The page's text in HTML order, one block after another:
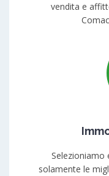
vendita e
Selezioniamo
solamente le